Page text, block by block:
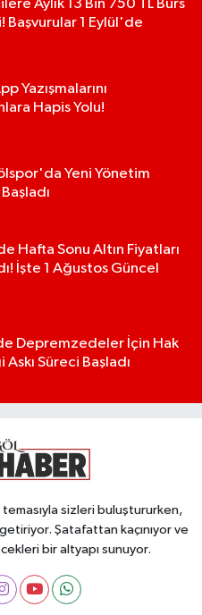
Aylık 13 Bin 750 TL Burs
Başvurular 1 Eylül'de
Yazışmalarını
Hapis Yolu!
Yeni Yönetim
Hafta Sonu Altın Fiyatları
İşte 1 Ağustos Güncel
Depremzedeler İçin Hak
Askı Süreci Başladı
sizleri buluştururken,
Şatafattan kaçınıyor ve
bir altyapı sunuyor.